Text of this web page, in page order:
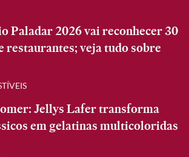
Paladar 2026 vai reconhecer 30
restaurantes; veja tudo sobre
Jellys Lafer transforma
em gelatinas multicoloridas